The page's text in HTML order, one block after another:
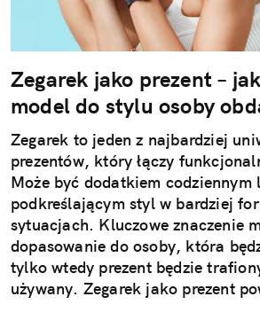
Zegarek jako prezent –
model do stylu osoby
Zegarek to jeden z najbardziej
prezentów, który łączy
Może być dodatkiem codziennym
podkreślającym styl w bardziej
sytuacjach. Kluczowe znaczenie
dopasowanie do osoby, która
tylko wtedy prezent będzie
używany. Zegarek jako prezent